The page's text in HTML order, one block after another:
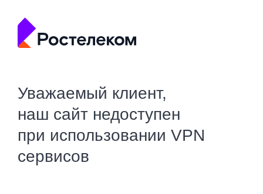
Уважаемый клиент,
наш сайт недоступен
при использовании VPN
сервисов